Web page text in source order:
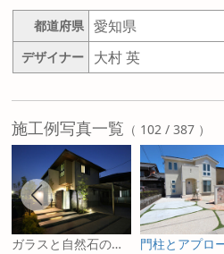
都道府県 愛知県
デザイナー 大村 英
施工例写真一覧 （ 102 / 387 ）
ガラスと自然石のライトアップがおしゃれな外構